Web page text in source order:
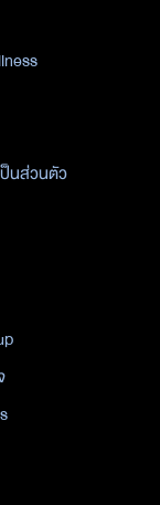
นส่วนตัว